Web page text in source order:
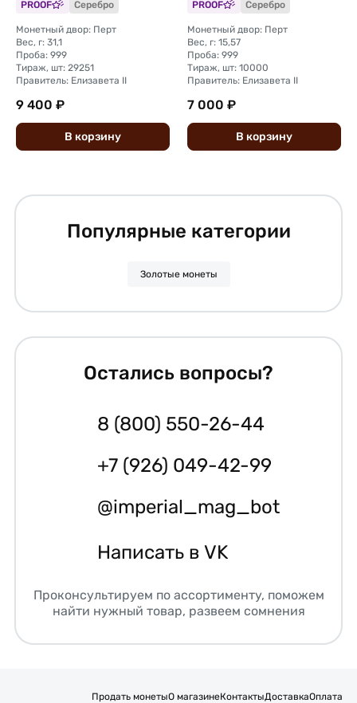
PROOF Серебро
Монетный двор: Перт
Вес, г: 31,1
Проба: 999
Тираж, шт: 29251
Правитель: Елизавета II
9 400 ₽
В корзину
PROOF Серебро
Монетный двор: Перт
Вес, г: 15,57
Проба: 999
Тираж, шт: 10000
Правитель: Елизавета II
7 000 ₽
В корзину
Популярные категории
Золотые монеты
Остались вопросы?
8 (800) 550-26-44
+7 (926) 049-42-99
@imperial_mag_bot
Написать в VK
Проконсультируем по ассортименту, поможем
найти нужный товар, развеем сомнения
Продать монетыО магазинеКонтактыДоставкаОплата